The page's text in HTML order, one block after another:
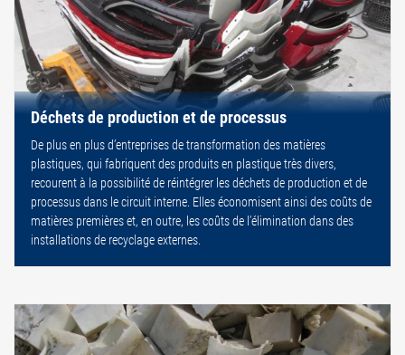
Déchets de production et de processus
De plus en plus d’entreprises de transformation des matières
plastiques, qui fabriquent des produits en plastique très divers,
recourent à la possibilité de réintégrer les déchets de production et de
processus dans le circuit interne. Elles économisent ainsi des coûts de
matières premières et, en outre, les coûts de l’élimination dans des
installations de recyclage externes.